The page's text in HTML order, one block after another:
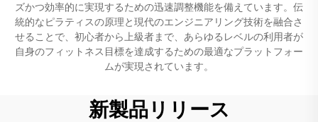
ズかつ効率的に実現するための迅速調整機能を備えています。伝
統的なピラティスの原理と現代のエンジニアリング技術を融合さ
せることで、初心者から上級者まで、あらゆるレベルの利用者が
自身のフィットネス目標を達成するための最適なプラットフォー
ムが実現されています。
新製品リリース